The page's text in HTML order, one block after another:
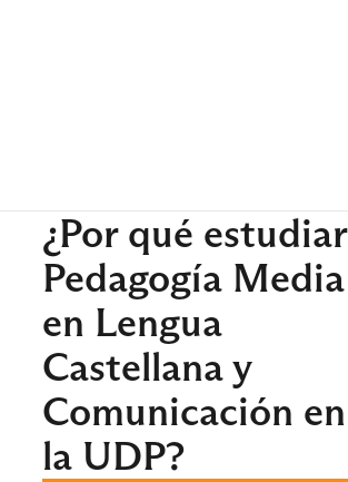
¿Por qué estudiar
Pedagogía Media
en Lengua
Castellana y
Comunicación en
la UDP?